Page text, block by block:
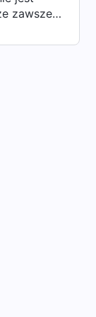
zawsze